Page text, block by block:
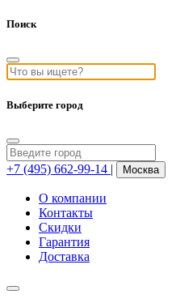
Поиск
Выберите город
+7 (495) 662-99-14 | Москва
О компании
Контакты
Скидки
Гарантия
Доставка